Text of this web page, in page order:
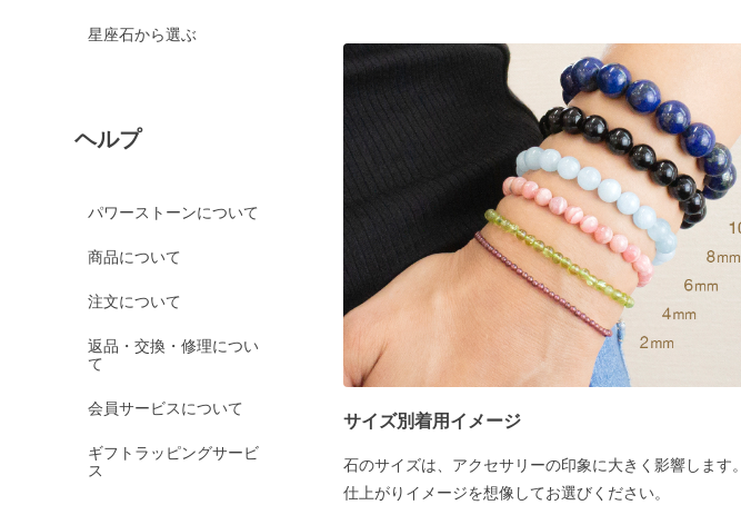
星座石から選ぶ
ヘルプ
パワーストーンについて
商品について
注文について
返品・交換・修理につい
て
会員サービスについて
ギフトラッピングサービ
ス
サイズ別着用イメージ
石のサイズは、アクセサリーの印象に大きく影響します。
仕上がりイメージを想像してお選びください。